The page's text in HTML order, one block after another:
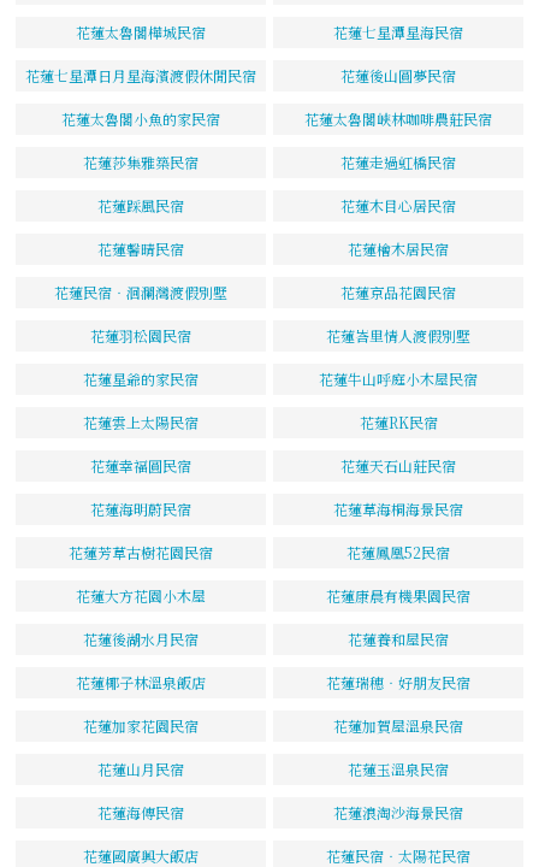
花蓮太魯閣樺城民宿 花蓮七星潭星海民宿
花蓮七星潭日月星海濱渡假休閒民宿 花蓮後山圓夢民宿
花蓮太魯閣小魚的家民宿 花蓮太魯閣峽林咖啡農莊民宿
花蓮莎集雅築民宿 花蓮走過虹橋民宿
花蓮踩風民宿 花蓮木目心居民宿
花蓮馨晴民宿 花蓮檜木居民宿
花蓮民宿‧洄瀾灣渡假別墅 花蓮京品花園民宿
花蓮羽松園民宿 花蓮峇里情人渡假別墅
花蓮星爺的家民宿 花蓮牛山呼庭小木屋民宿
花蓮雲上太陽民宿 花蓮RK民宿
花蓮幸福圓民宿 花蓮天石山莊民宿
花蓮海明蔚民宿 花蓮草海桐海景民宿
花蓮芳草古樹花園民宿 花蓮鳳凰52民宿
花蓮大方花園小木屋 花蓮康晨有機果園民宿
花蓮後湖水月民宿 花蓮養和屋民宿
花蓮椰子林溫泉飯店 花蓮瑞穗‧好朋友民宿
花蓮加家花園民宿 花蓮加賀屋溫泉民宿
花蓮山月民宿 花蓮玉溫泉民宿
花蓮海傳民宿 花蓮浪淘沙海景民宿
花蓮國廣興大飯店 花蓮民宿‧太陽花民宿